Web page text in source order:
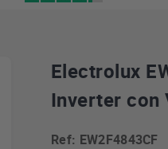
Electrolux
Inverter con
Ref: EW2F4843CF